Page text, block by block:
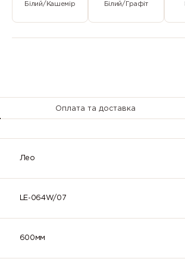
Білий/Кашемір Білий/Графіт
Оплата та доставка
Лео
LE-064W/07
600мм